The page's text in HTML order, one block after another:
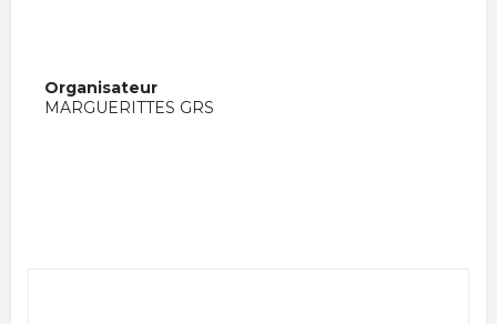
Organisateur
MARGUERITTES GRS